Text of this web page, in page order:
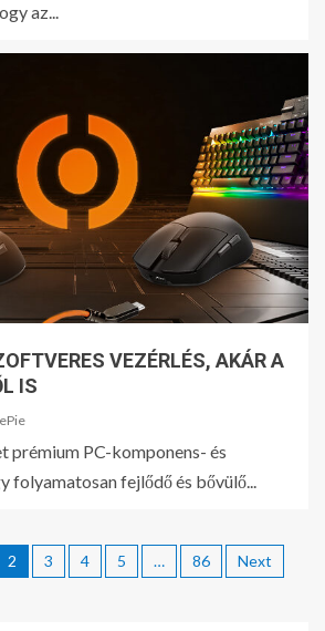
az...
VEZÉRLÉS, AKÁR A
IS
prémium PC-komponens- és
folyamatosan fejlődő és bővülő...
2 3 4 5 … 86 Next